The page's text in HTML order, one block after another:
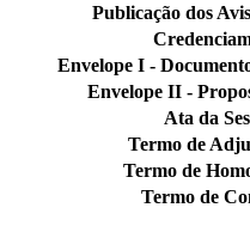
Publicação dos
Envelope I -
Envelope II -
Ata da
Termo de
Termo de
Termo de